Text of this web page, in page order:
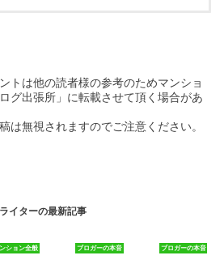
トは他の読者様の参考のためマンショ
グ出張所」に転載させて頂く場合があ
は無視されますのでご注意ください。
イターの最新記事
ション全般 ブロガーの本音 ブロガーの本音